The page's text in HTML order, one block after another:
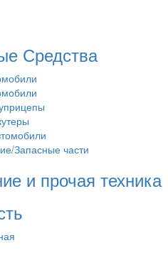
Средства
Запасные части
и прочая техника